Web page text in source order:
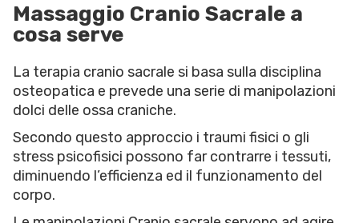
Massaggio Cranio Sacrale a
cosa serve
La terapia cranio sacrale si basa sulla disciplina
osteopatica e prevede una serie di manipolazioni
dolci delle ossa craniche.
Secondo questo approccio i traumi fisici o gli
stress psicofisici possono far contrarre i tessuti,
diminuendo l’efficienza ed il funzionamento del
corpo.